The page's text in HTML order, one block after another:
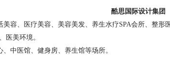
酷思国际设计集团
容、医疗美容、美容美发、养生水疗SPA会所、整形
医美环境。
中医馆、健身房、养生馆等场所。